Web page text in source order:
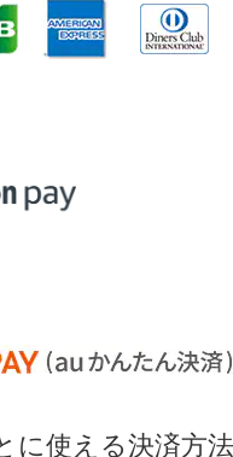
に使える決済方